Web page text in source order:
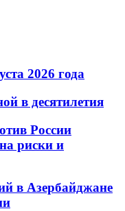
2026 года
в десятилетия
России
риски и
в Азербайджане